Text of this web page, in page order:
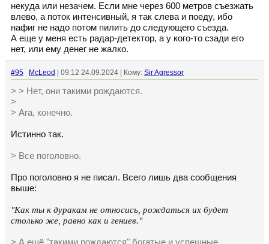
некуда или незачем. Если мне через 600 метров съезжать
влево, а поток интенсивный, я так слева и поеду, ибо
нафиг не надо потом пилить до следующего съезда.
А еще у меня есть радар-детектор, а у кого-то сзади его
нет, или ему денег не жалко.
#95 McLeod | 09:12 24.09.2024 | Кому: Sir Agressor
> > Нет, они такими рождаются.
>
> Ага, конечно.
Истинно так.
> Все поголовно.
Про поголовно я не писал. Всего лишь два сообщения
выше:
"Как ты к дуракам не относись, рождаться их будет
столько же, равно как и гениев."